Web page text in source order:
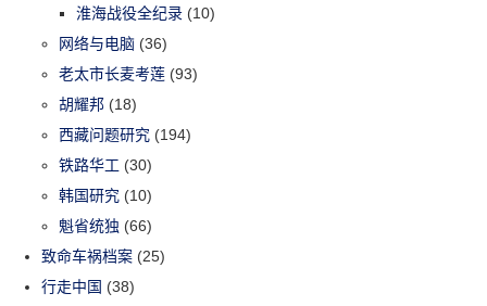
淮海战役全纪录 (10)
网络与电脑 (36)
老太市长麦考莲 (93)
胡耀邦 (18)
西藏问题研究 (194)
铁路华工 (30)
韩国研究 (10)
魁省统独 (66)
致命车祸档案 (25)
行走中国 (38)